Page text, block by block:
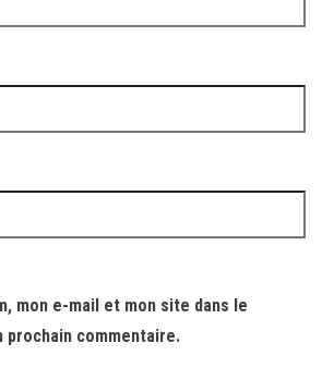
mon e-mail et mon site dans le
prochain commentaire.